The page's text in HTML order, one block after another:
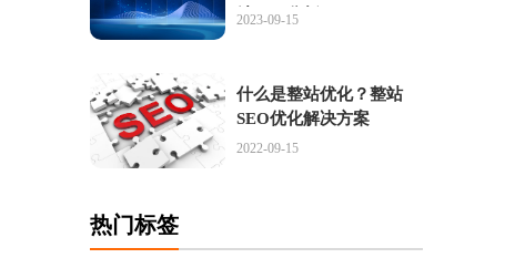
站SEO分析）
2023-09-15
什么是整站优化？整站
SEO优化解决方案
2022-09-15
热门标签